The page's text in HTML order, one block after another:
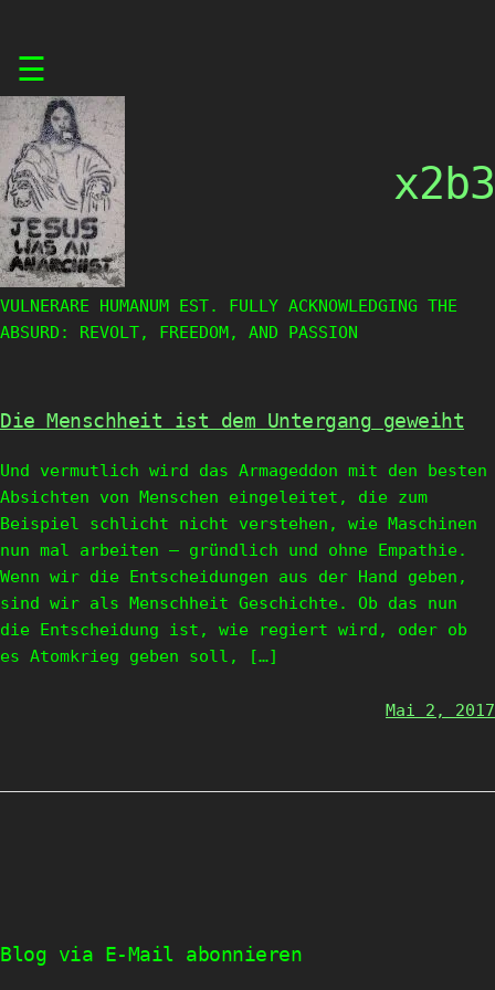
content
☰
x2b3
VULNERARE HUMANUM EST. FULLY ACKNOWLEDGING THE
ABSURD: REVOLT, FREEDOM, AND PASSION
Die Menschheit ist dem Untergang geweiht
Und vermutlich wird das Armageddon mit den besten
Absichten von Menschen eingeleitet, die zum
Beispiel schlicht nicht verstehen, wie Maschinen
nun mal arbeiten – gründlich und ohne Empathie.
Wenn wir die Entscheidungen aus der Hand geben,
sind wir als Menschheit Geschichte. Ob das nun
die Entscheidung ist, wie regiert wird, oder ob
es Atomkrieg geben soll, […]
Mai 2, 2017
Blog via E-Mail abonnieren